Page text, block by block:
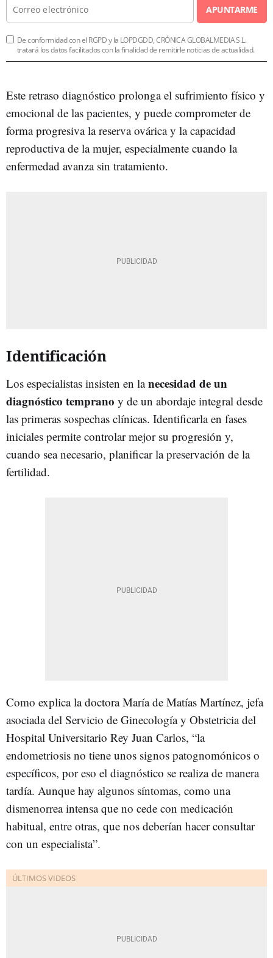
APUNTARME
De conformidad con el RGPD y la LOPDGDD, CRÓNICA GLOBALMEDIA S.L.
tratará los datos facilitados con la finalidad de remitirle noticias de actualidad.
Este retraso diagnóstico prolonga el sufrimiento físico y
emocional de las pacientes, y puede comprometer de
forma progresiva la reserva ovárica y la capacidad
reproductiva de la mujer, especialmente cuando la
enfermedad avanza sin tratamiento.
Identificación
Los especialistas insisten en lanecesidad de un
diagnóstico temprano y de un abordaje integral desde
las primeras sospechas clínicas. Identificarla en fases
iniciales permite controlar mejor su progresión y,
cuando sea necesario, planificar la preservación de la
fertilidad.
Como explica la doctora María de Matías Martínez, jefa
asociada del Servicio de Ginecología y Obstetricia del
Hospital Universitario Rey Juan Carlos, “la
endometriosis no tiene unos signos patognomónicos o
específicos, por eso el diagnóstico se realiza de manera
tardía. Aunque hay algunos síntomas, como una
dismenorrea intensa que no cede con medicación
habitual, entre otras, que nos deberían hacer consultar
con un especialista”.